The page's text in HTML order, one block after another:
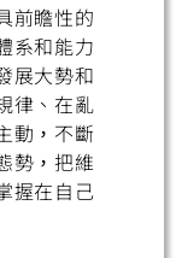
前瞻性的
系和能力
展大勢和
律、在亂
動，不斷
勢，把維
握在自己